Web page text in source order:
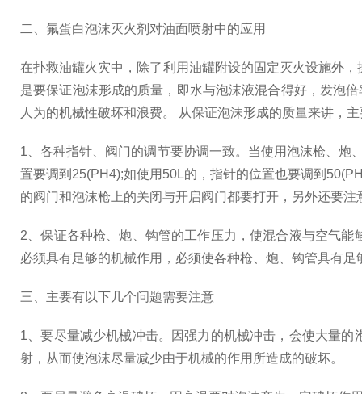
二、氟蛋白泡沫灭火剂对油面喷射中的应用
在扑救油罐火灾中，除了利用油罐附设的固定灭火设施外
是要保证泡沫形成的质量，即水与泡沫液混合得好，发泡
人为的机械性破坏和浪费。 从保证泡沫形成的质量来讲，
1、各种指针、阀门的调节要协调一致。当使用泡沫枪、
置要调到25(PH4);如使用50L的，指针的位置也要调到
的阀门和泡沫枪上的关闭与开启阀门都要打开，另外还要
2、保证各种枪、炮、钩管的工作压力，使混合液与空气
必须具有足够的机械作用，必须使各种枪、炮、钩管具有
三、主要有以下几个问题需要注意
1、要尽量减少机械冲击。因强力的机械冲击，会使大量
射，从而使泡沫尽量减少由于机械的作用所造成的破坏。